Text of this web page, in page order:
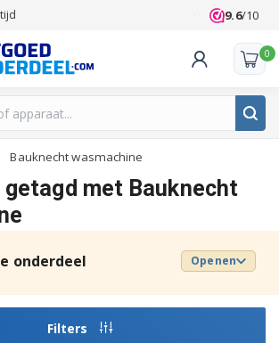
Klanten
9.6/10
0
Bauknecht wasmachine
getagd met Bauknecht
onderdeel Openen
Filters